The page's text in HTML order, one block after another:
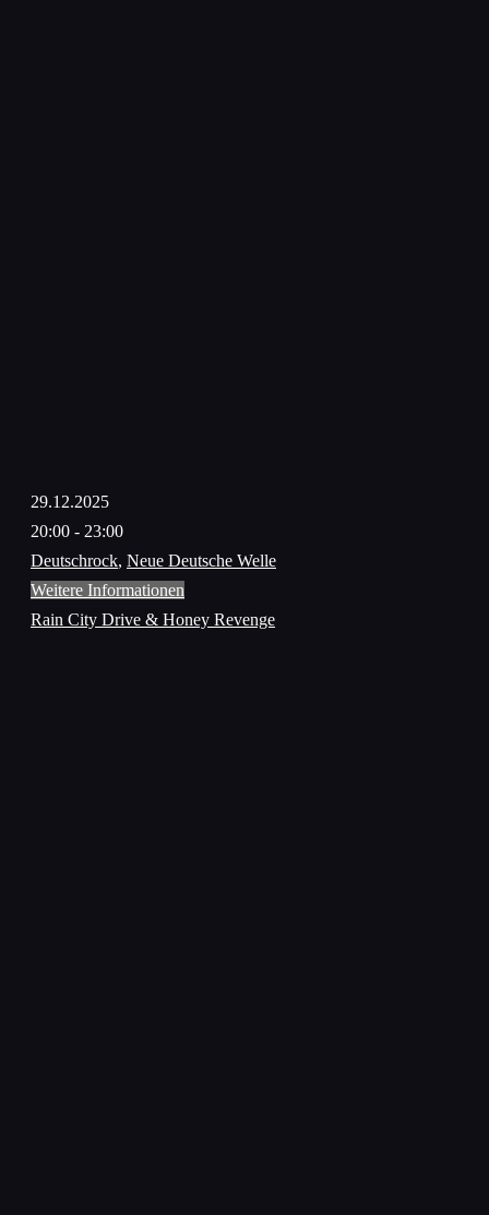
29.12.2025
20:00 - 23:00
Deutschrock, Neue Deutsche Welle
Weitere Informationen
Rain City Drive & Honey Revenge